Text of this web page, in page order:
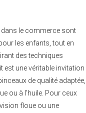
le commerce sont
les enfants, tout en
des techniques
est une véritable invitation
de qualité adaptée,
ou à l’huile. Pour ceux
floue ou une